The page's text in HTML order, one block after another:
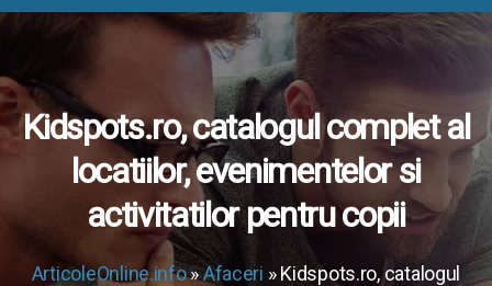
Kidspots.ro, catalogul complet al
locatiilor, evenimentelor si
activitatilor pentru copii
ArticoleOnline.info»Afaceri » Kidspots.ro, catalogul